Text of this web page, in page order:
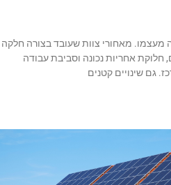
מעצמו. מאחורי צוות שעובד בצורה חלקה
חלוקת אחריות נכונה וסביבת עבודה
גם שינויים קטנים